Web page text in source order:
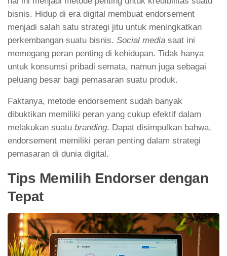
bisnis. Hidup di era digital membuat endorsement
menjadi salah satu strategi jitu untuk meningkatkan
perkembangan suatu bisnis. Social media saat ini
memegang peran penting di kehidupan. Tidak hanya
untuk konsumsi pribadi semata, namun juga sebagai
peluang besar bagi pemasaran suatu produk.
Faktanya, metode endorsement sudah banyak
dibuktikan memiliki peran yang cukup efektif dalam
melakukan suatu branding. Dapat disimpulkan bahwa,
endorsement memiliki peran penting dalam strategi
pemasaran di dunia digital.
Tips Memilih Endorser dengan
Tepat